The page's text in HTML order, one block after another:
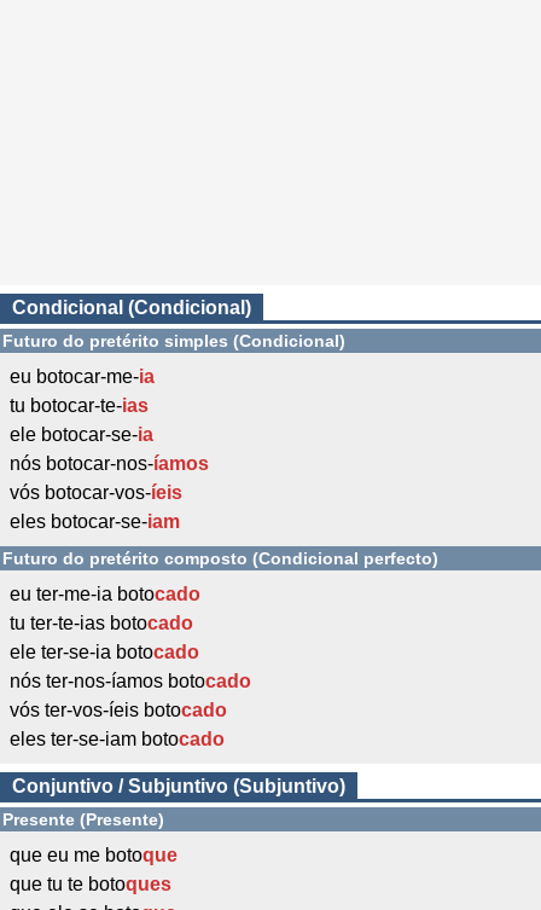
Condicional (Condicional)
Futuro do pretérito simples (Condicional)
eu botocar-me-ia
tu botocar-te-ias
ele botocar-se-ia
nós botocar-nos-íamos
vós botocar-vos-íeis
eles botocar-se-iam
Futuro do pretérito composto (Condicional perfecto)
eu ter-me-ia botocado
tu ter-te-ias botocado
ele ter-se-ia botocado
nós ter-nos-íamos botocado
vós ter-vos-íeis botocado
eles ter-se-iam botocado
Conjuntivo / Subjuntivo (Subjuntivo)
Presente (Presente)
que eu me botoque
que tu te botoques